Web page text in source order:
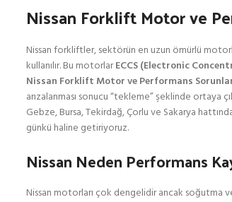
Nissan Forklift Motor ve
Nissan forkliftler, sektörün en uzun ömürlü
kullanılır. Bu motorlarECCS (Electronic
Nissan Forklift Motor ve Performans
arızalanması sonucu “tekleme” şeklinde ortaya
Gebze, Bursa, Tekirdağ, Çorlu ve Sakarya
günkü haline getiriyoruz.
Nissan Neden Performans
Nissan motorları çok dengelidir ancak soğutma